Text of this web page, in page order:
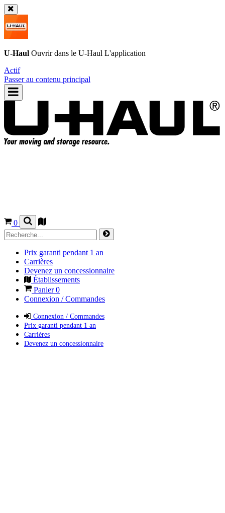
U-Haul Ouvrir dans le U-Haul L'application
Actif
Passer au contenu principal
0
Prix garanti pendant 1 an
Carrières
Devenez un concessionnaire
Établissements
Panier0
Connexion / Commandes
Connexion / Commandes
Prix garanti pendant 1 an
Carrières
Devenez un concessionnaire